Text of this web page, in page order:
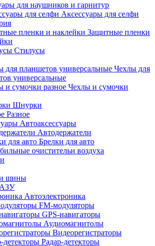
для наушников и гарнитур
Аксессуары для селфи
Защитные пленки
Стилусы
Чехлы для
универсальные
Чехлы и сумочки
Шнурки
Разное
Автоаксессуары
Автодержатели
Брелки для авто
очистительи воздуха
и шины
АЗУ
Автоэлектроника
FM-модуляторы
GPS-навигаторы
Аудиомагнитолы
Видеорегистраторы
Радар-детекторы